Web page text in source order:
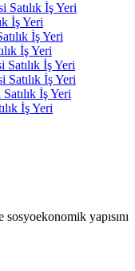
İş Yeri
İş Yeri
İş Yeri
İş Yeri
İş Yeri
İş Yeri
İş Yeri
İş Yeri
yapısını